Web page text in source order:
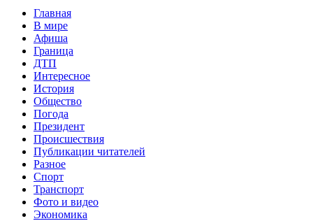
Главная
В мире
Афиша
Граница
ДТП
Интересное
История
Общество
Погода
Президент
Происшествия
Публикации читателей
Разное
Спорт
Транспорт
Фото и видео
Экономика